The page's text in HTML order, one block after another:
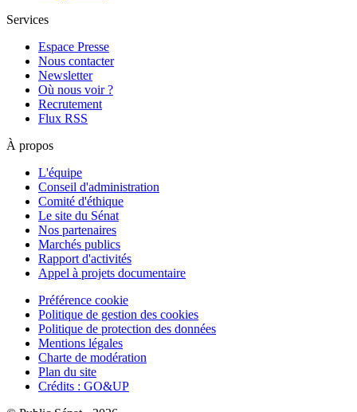
Services
Espace Presse
Nous contacter
Newsletter
Où nous voir ?
Recrutement
Flux RSS
À propos
L'équipe
Conseil d'administration
Comité d'éthique
Le site du Sénat
Nos partenaires
Marchés publics
Rapport d'activités
Appel à projets documentaire
Préférence cookie
Politique de gestion des cookies
Politique de protection des données
Mentions légales
Charte de modération
Plan du site
Crédits : GO&UP